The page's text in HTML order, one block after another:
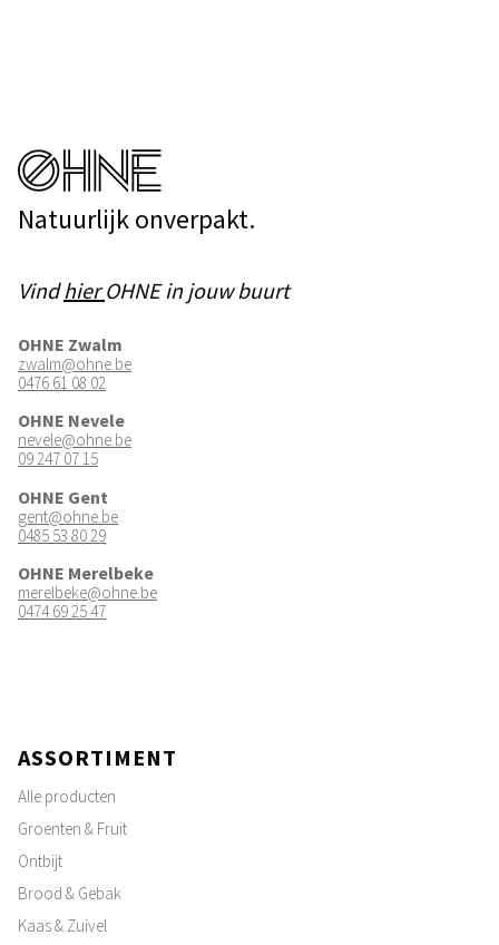
Natuurlijk onverpakt.
VindhierOHNE in jouw buurt
OHNE Zwalm
zwalm@ohne.be
0476 61 08 02
OHNE Nevele
nevele@ohne.be
09 247 07 15
OHNE Gent
gent@ohne.be
0485 53 80 29
OHNE Merelbeke
merelbeke@ohne.be
0474 69 25 47
ASSORTIMENT
Alle producten
Groenten & Fruit
Ontbijt
Brood & Gebak
Kaas & Zuivel